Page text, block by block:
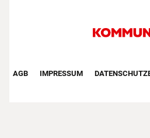
Footer First Navigation
AGB IMPRESSUM